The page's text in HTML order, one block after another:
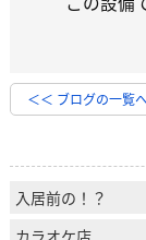
＜＜ ブログの一覧
入居前の！？
カラオケ店